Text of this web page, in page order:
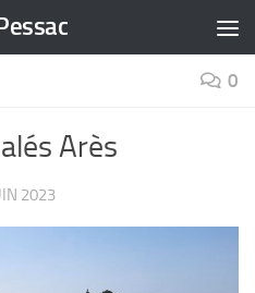
0
Arès
2023